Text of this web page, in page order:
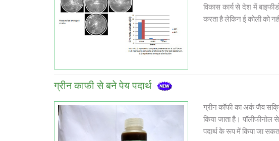
विकास कार्य से देश में
करता है लेकिन ई कोली को
ग्रीन काफी से बने पेय पदार्थ
ग्रीन कॉफी का अर्क जैव
किया जाता है। पॉलीफीनोल
पदार्थ के रूप में किया जा